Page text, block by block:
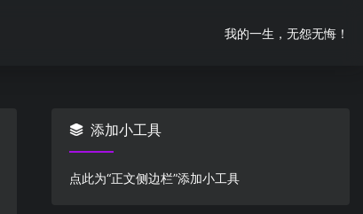
我的一生，无怨无悔！
添加小工具
点此为“正文侧边栏”添加小工具